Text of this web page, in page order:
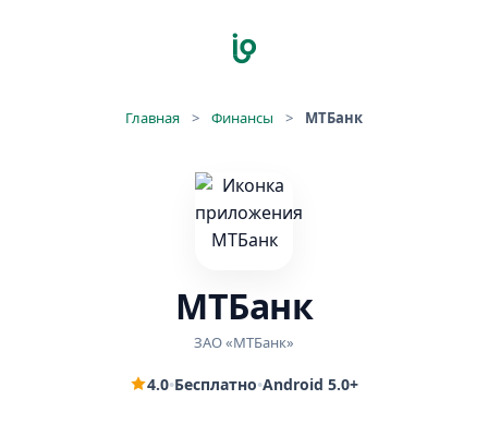
Главная > Финансы > МТБанк
МТБанк
ЗАО «МТБанк»
4.0•Бесплатно•Android 5.0+